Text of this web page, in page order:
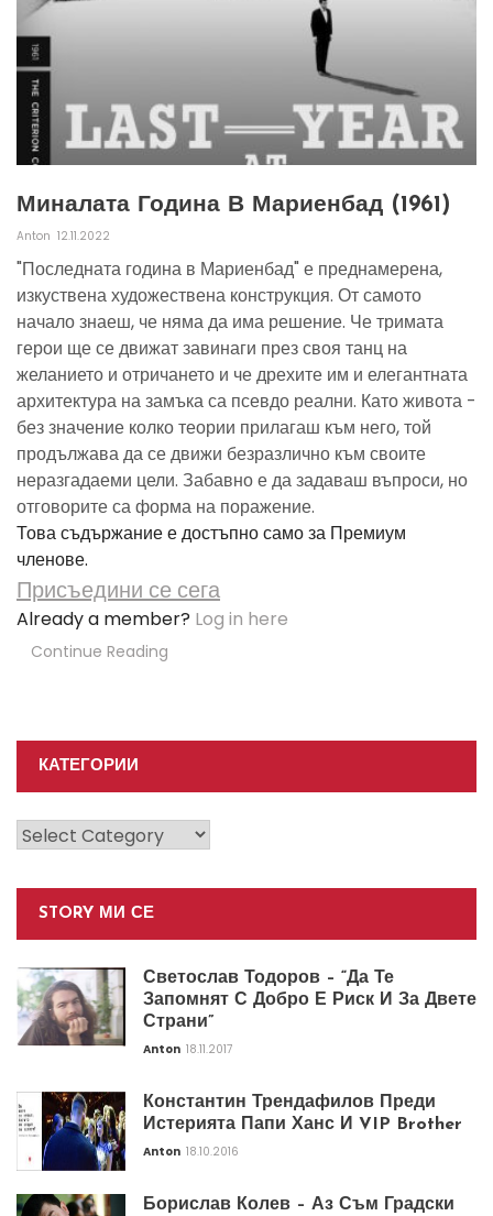
Миналата Година В Мариенбад (1961)
Anton 12.11.2022
"Последната година в Мариенбад" е преднамерена,
изкуствена художествена конструкция. От самото
начало знаеш, че няма да има решение. Че тримата
герои ще се движат завинаги през своя танц на
желанието и отричането и че дрехите им и елегантната
архитектура на замъка са псевдо реални. Като живота -
без значение колко теории прилагаш към него, той
продължава да се движи безразлично към своите
неразгадаеми цели. Забавно е да задаваш въпроси, но
отговорите са форма на поражение.
Това съдържание е достъпно само за Премиум
членове.
Присъедини се сега
Already a member? Log in here
Continue Reading
КАТЕГОРИИ
Категории
STORY МИ СЕ
Светослав Тодоров – “Да Те
Запомнят С Добро Е Риск И За Двете
Страни”
Anton 18.11.2017
Константин Трендафилов Преди
Истерията Папи Ханс И VIP Brother
Anton 18.10.2016
Борислав Колев – Аз Съм Градски